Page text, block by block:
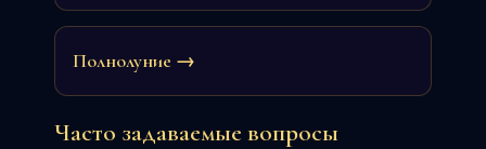
Полнолуние →
Часто задаваемые вопросы